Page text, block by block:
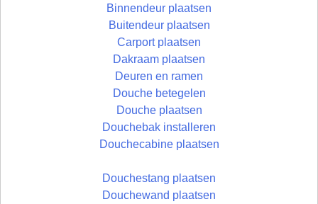
Binnendeur plaatsen
Buitendeur plaatsen
Carport plaatsen
Dakraam plaatsen
Deuren en ramen
Douche betegelen
Douche plaatsen
Douchebak installeren
Douchecabine plaatsen
Douchestang plaatsen
Douchewand plaatsen